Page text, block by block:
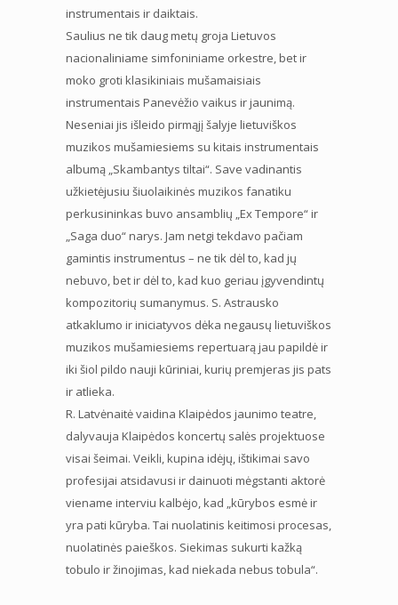
instrumentais ir daiktais.
Saulius ne tik daug metų groja Lietuvos
nacionaliniame simfoniniame orkestre, bet ir
moko groti klasikiniais mušamaisiais
instrumentais Panevėžio vaikus ir jaunimą.
Neseniai jis išleido pirmąjį šalyje lietuviškos
muzikos mušamiesiems su kitais instrumentais
albumą „Skambantys tiltai“. Save vadinantis
užkietėjusiu šiuolaikinės muzikos fanatiku
perkusininkas buvo ansamblių „Ex Tempore“ ir
„Saga duo“ narys. Jam netgi tekdavo pačiam
gamintis instrumentus – ne tik dėl to, kad jų
nebuvo, bet ir dėl to, kad kuo geriau įgyvendintų
kompozitorių sumanymus. S. Astrausko
atkaklumo ir iniciatyvos dėka negausų lietuviškos
muzikos mušamiesiems repertuarą jau papildė ir
iki šiol pildo nauji kūriniai, kurių premjeras jis pats
ir atlieka.
R. Latvėnaitė vaidina Klaipėdos jaunimo teatre,
dalyvauja Klaipėdos koncertų salės projektuose
visai šeimai. Veikli, kupina idėjų, ištikimai savo
profesijai atsidavusi ir dainuoti mėgstanti aktorė
viename interviu kalbėjo, kad „kūrybos esmė ir
yra pati kūryba. Tai nuolatinis keitimosi procesas,
nuolatinės paieškos. Siekimas sukurti kažką
tobulo ir žinojimas, kad niekada nebus tobula“.